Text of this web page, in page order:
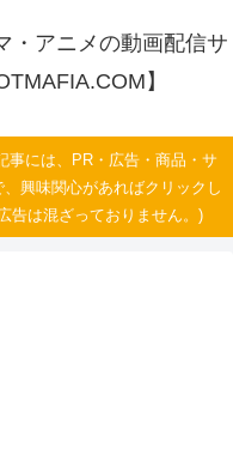
・アニメの動画配信サ
】
事には、PR・広告・商品・サ
興味関心があればクリックし
告は混ざっておりません。)